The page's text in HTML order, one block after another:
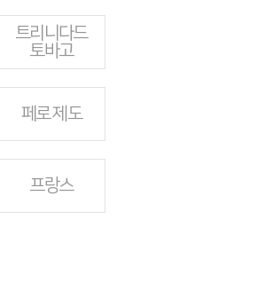
트리니다드
토바고
페로 제도
프랑스